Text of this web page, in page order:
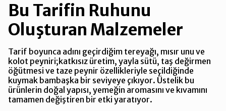
Bu Tarifin Ruhunu
Oluşturan Malzemeler
Tarif boyunca adını geçirdiğim tereyağı, mısır unu ve
kolot peyniri;katkısız üretim, yayla sütü, taş değirmen
öğütmesi ve taze peynir özellikleriyle seçildiğinde
kuymak bambaşka bir seviyeye çıkıyor. Üstelik bu
ürünlerin doğal yapısı, yemeğin aromasını ve kıvamını
tamamen değiştiren bir etki yaratıyor.